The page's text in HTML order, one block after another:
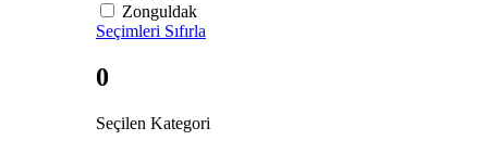
Zonguldak
Seçimleri Sıfırla
0
Seçilen Kategori